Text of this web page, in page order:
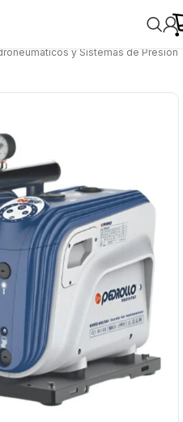
y Sistemas de Presión